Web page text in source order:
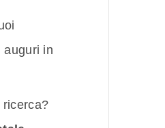
auguri in
ricerca?